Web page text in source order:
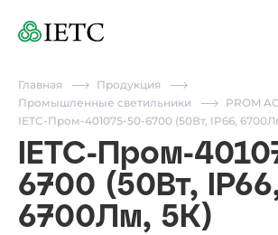
Главная
Продукция
Промышленные светильники
PROM
IETC-Пром-401075-50-6700 (50Вт, IP66,
IETC-Пром-
6700 (50Вт,
6700Лм, 5К)